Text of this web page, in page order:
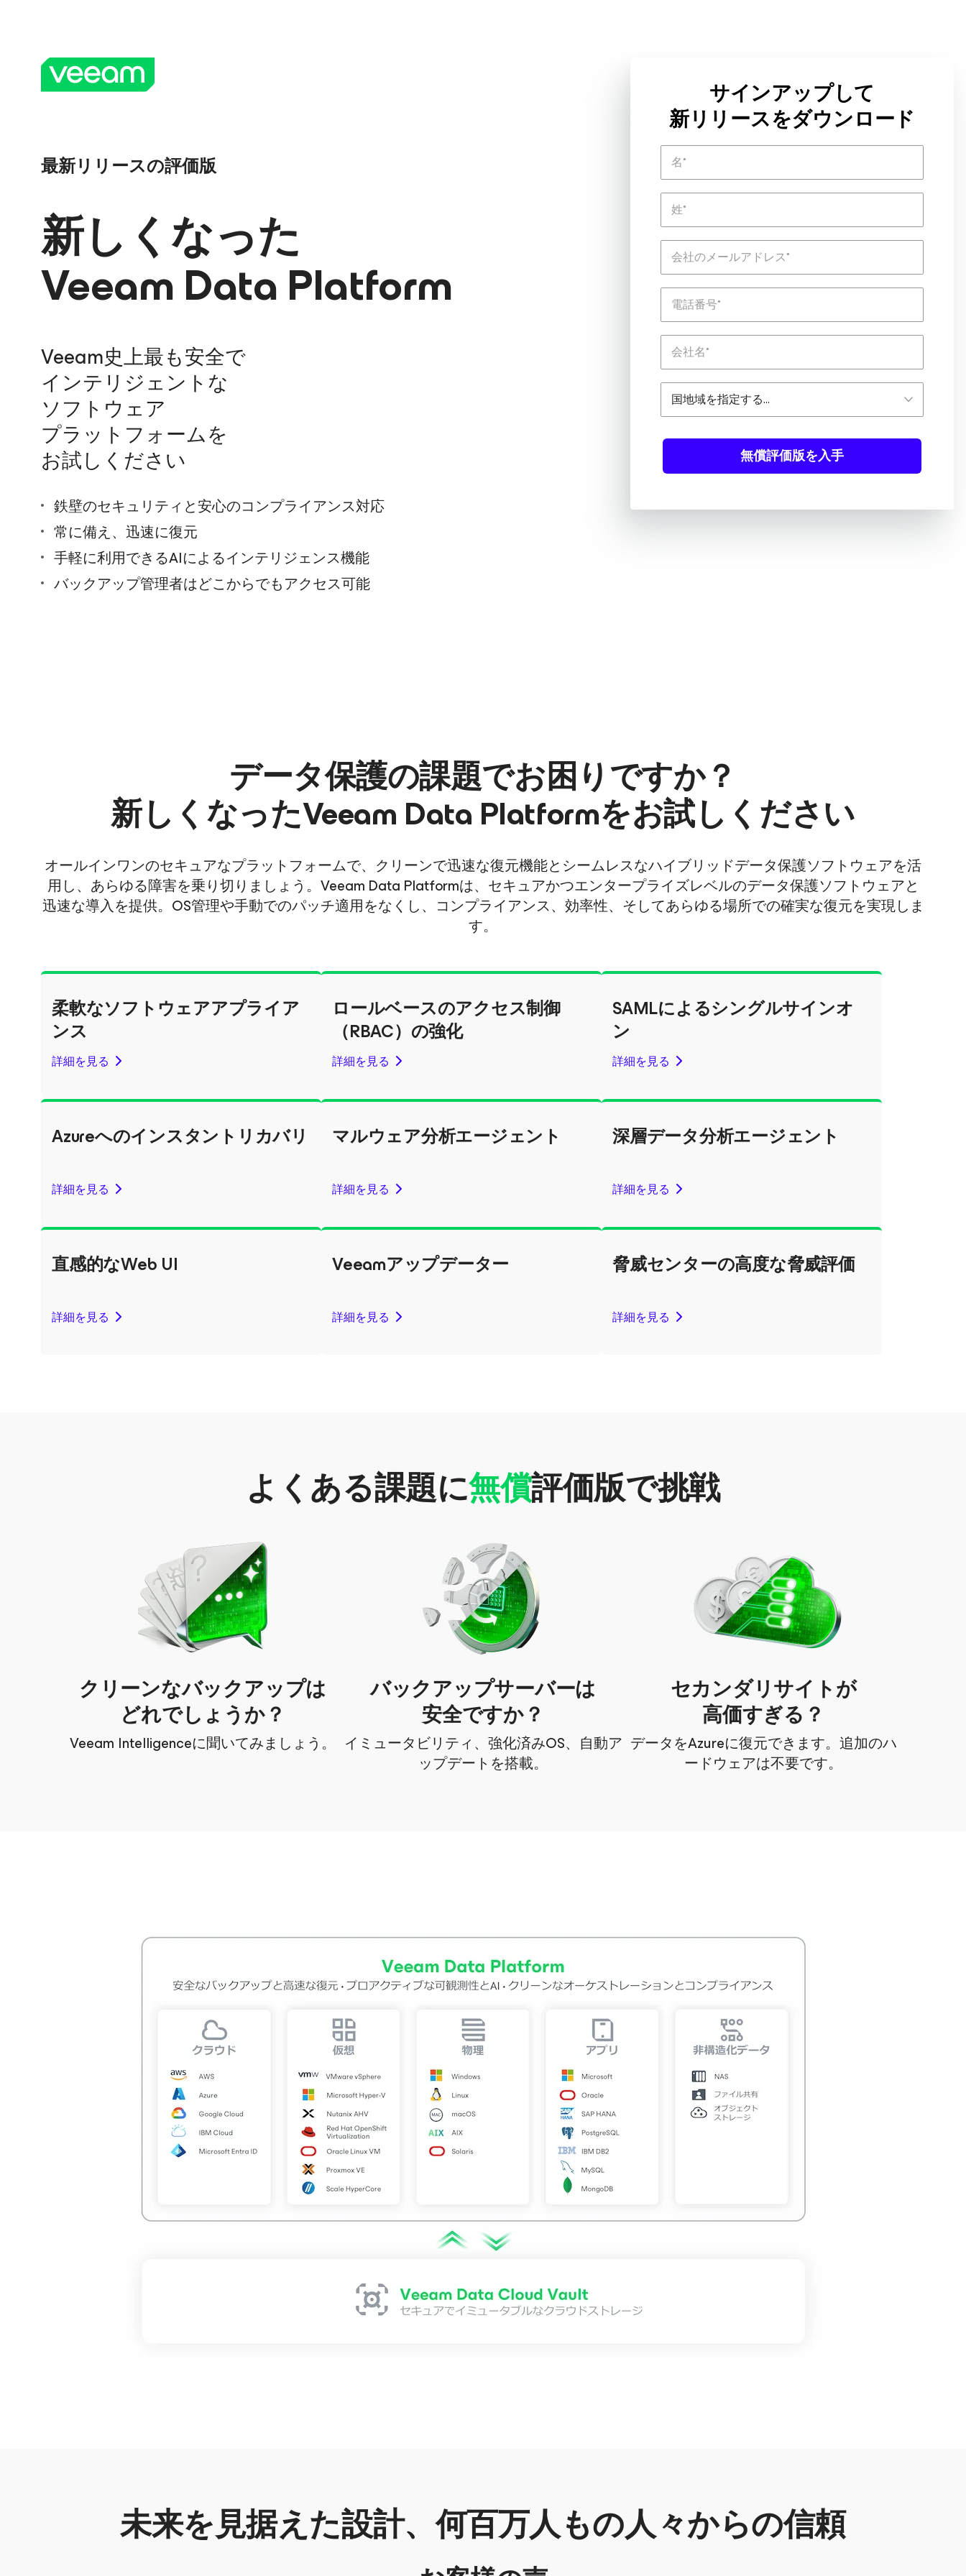
最新リリースの評価版
新しくなった
Veeam Data Platform
Veeam史上最も安全で
インテリジェントな
ソフトウェア
プラットフォームを
お試しください
鉄壁のセキュリティと安心のコンプライアンス対応
常に備え、迅速に復元
手軽に利用できるAIによるインテリジェンス機能
バックアップ管理者はどこからでもアクセス可能
サインアップして
新リリースをダウンロード
無償評価版を入手
データ保護の課題でお困りですか？
新しくなったVeeam Data Platformをお試しください
オールインワンのセキュアなプラットフォームで、クリーンで迅速な復元機能とシームレスなハイブリッドデータ保護ソフトウェアを活
用し、あらゆる障害を乗り切りましょう。Veeam Data Platformは、セキュアかつエンタープライズレベルのデータ保護ソフトウェアと
迅速な導入を提供。OS管理や手動でのパッチ適用をなくし、コンプライアンス、効率性、そしてあらゆる場所での確実な復元を実現しま
す。
柔軟なソフトウェアアプライア
ンス
詳細を見る
ロールベースのアクセス制御
（RBAC）の強化
詳細を見る
SAMLによるシングルサインオ
ン
詳細を見る
Azureへのインスタントリカバリ
詳細を見る
マルウェア分析エージェント
詳細を見る
深層データ分析エージェント
詳細を見る
直感的なWeb UI
詳細を見る
Veeamアップデーター
詳細を見る
脅威センターの高度な脅威評価
詳細を見る
よくある課題に無償評価版で挑戦
クリーンなバックアップは
どれでしょうか？
Veeam Intelligenceに聞いてみましょう。
バックアップサーバーは
安全ですか？
イミュータビリティ、強化済みOS、自動ア
ップデートを搭載。
セカンダリサイトが
高価すぎる？
データをAzureに復元できます。追加のハ
ードウェアは不要です。
未来を見据えた設計、何百万人もの人々からの信頼